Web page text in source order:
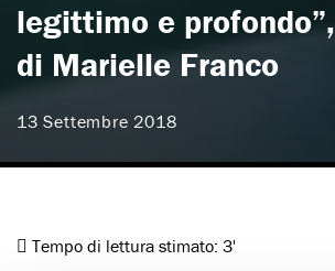
legittimo e
di Marielle Franco
13 Settembre 2018
Tempo di lettura stimato: 3'